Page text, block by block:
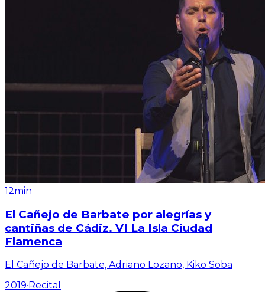
12min
El Cañejo de Barbate por alegrías y
cantiñas de Cádiz. VI La Isla Ciudad
Flamenca
El Cañejo de Barbate, Adriano Lozano, Kiko Soba
2019· Recital